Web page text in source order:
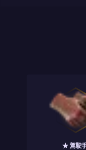
★ 駕駛